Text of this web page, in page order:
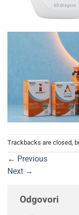
Trackbacks are closed,
← Previous
Next →
Odgovori